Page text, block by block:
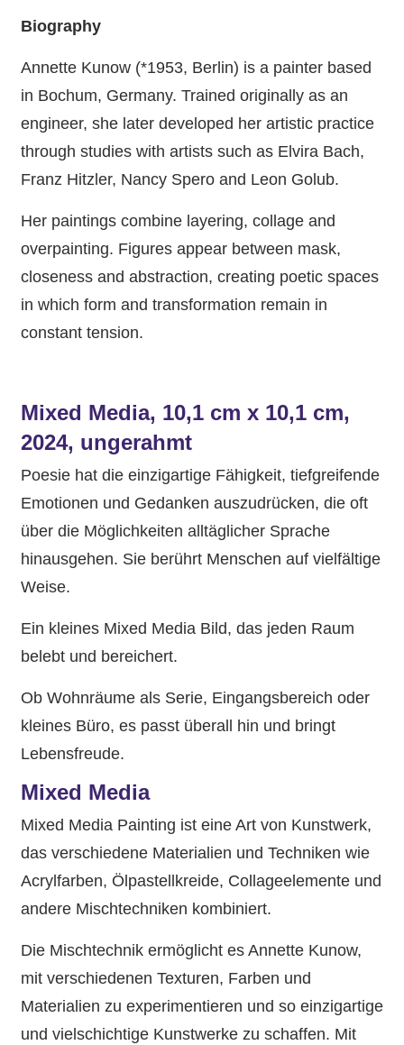
Biography
Annette Kunow (*1953, Berlin) is a painter based
in Bochum, Germany. Trained originally as an
engineer, she later developed her artistic practice
through studies with artists such as Elvira Bach,
Franz Hitzler, Nancy Spero and Leon Golub.
Her paintings combine layering, collage and
overpainting. Figures appear between mask,
closeness and abstraction, creating poetic spaces
in which form and transformation remain in
constant tension.
Mixed Media, 10,1 cm x 10,1 cm,
2024, ungerahmt
Poesie hat die einzigartige Fähigkeit, tiefgreifende
Emotionen und Gedanken auszudrücken, die oft
über die Möglichkeiten alltäglicher Sprache
hinausgehen. Sie berührt Menschen auf vielfältige
Weise.
Ein kleines Mixed Media Bild, das jeden Raum
belebt und bereichert.
Ob Wohnräume als Serie, Eingangsbereich oder
kleines Büro, es passt überall hin und bringt
Lebensfreude.
Mixed Media
Mixed Media Painting ist eine Art von Kunstwerk,
das verschiedene Materialien und Techniken wie
Acrylfarben, Ölpastellkreide, Collageelemente und
andere Mischtechniken kombiniert.
Die Mischtechnik ermöglicht es Annette Kunow,
mit verschiedenen Texturen, Farben und
Materialien zu experimentieren und so einzigartige
und vielschichtige Kunstwerke zu schaffen. Mit